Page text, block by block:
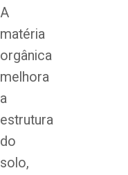
A
matéria
orgânica
melhora
a
estrutura
do
solo,